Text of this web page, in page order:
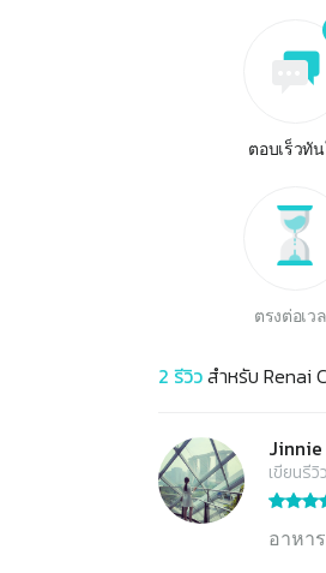
ตอบเร็วทัน
ตรงต่อเว
2 รีวิวสำหรับ Renai
Jinnie
เขียนรี
อาหา